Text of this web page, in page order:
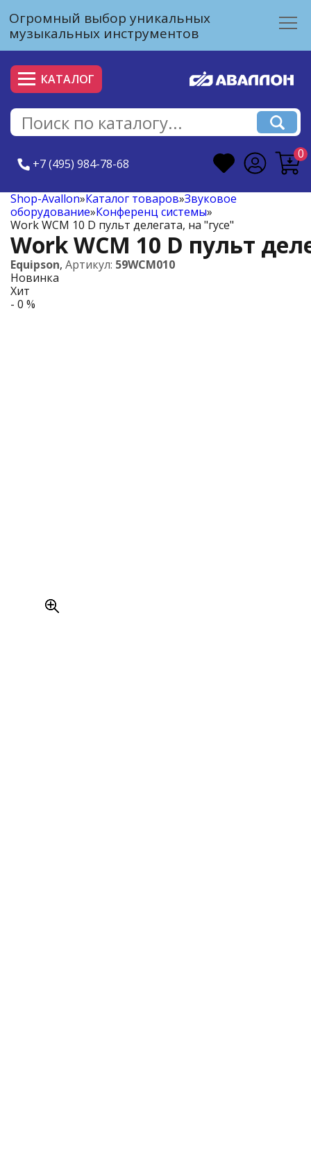
Огромный выбор уникальных
музыкальных инструментов
КАТАЛОГ
+7 (495) 984-78-68
0
Shop-Avallon»Каталог товаров»Звуковое
оборудование»Конференц системы»
Work WCM 10 D пульт делегата, на "гусе"
Work WCM 10 D пульт
Equipson, Артикул: 59WCM010
Новинка
Хит
- 0 %